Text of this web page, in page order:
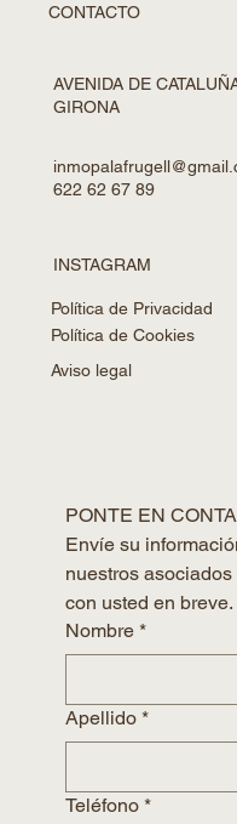
CONTACTO
AVENIDA DE
GIRONA
622 62 67 89
INSTAGRAM
Política de Privacidad
Política de Cookies
Aviso legal
PONTE EN
Envíe su
nuestros
con usted en breve.
Nombre *
Apellido *
Teléfono *